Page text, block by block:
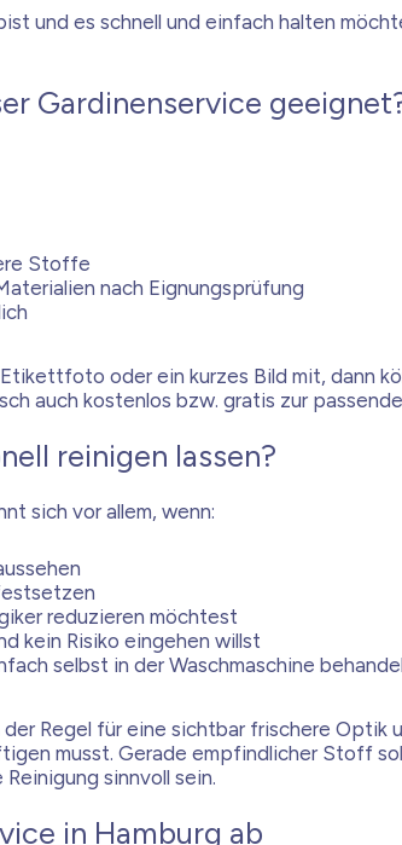
und es schnell und einfach halten
Gardinenservice
Stoffe
nach Eignungsprüfung
oder ein kurzes Bild mit, dann
auch kostenlos bzw. gratis zur
reinigen lassen?
sich vor allem, wenn:
reduzieren möchtest
kein Risiko eingehen willst
selbst in der Waschmaschine
Regel für eine sichtbar frischere Optik
musst. Gerade empfindlicher Stoff
sinnvoll sein.
in Hamburg ab